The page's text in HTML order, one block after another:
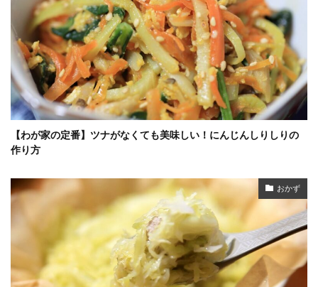
【わが家の定番】ツナがなくても美味しい！にんじんしりしりの
作り方
おかず